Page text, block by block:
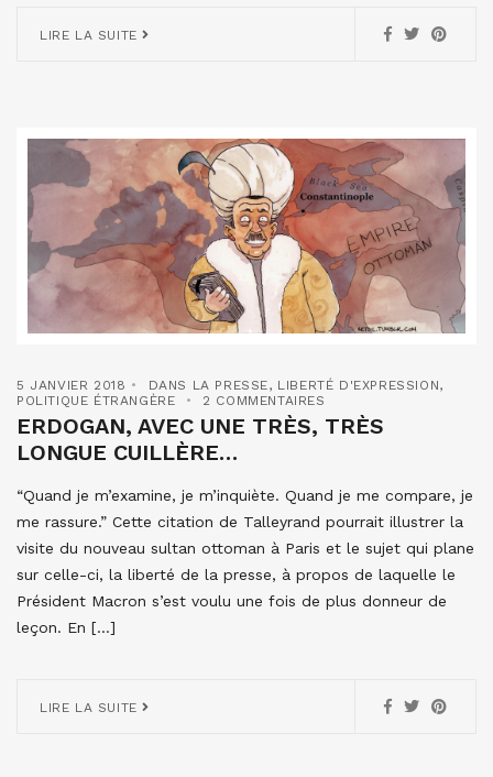
LIRE LA SUITE
5 JANVIER 2018 DANS LA PRESSE, LIBERTÉ D'EXPRESSION,
POLITIQUE ÉTRANGÈRE
2 COMMENTAIRES
ERDOGAN, AVEC UNE TRÈS, TRÈS
LONGUE CUILLÈRE…
“Quand je m’examine, je m’inquiète. Quand je me compare, je
me rassure.” Cette citation de Talleyrand pourrait illustrer la
visite du nouveau sultan ottoman à Paris et le sujet qui plane
sur celle-ci, la liberté de la presse, à propos de laquelle le
Président Macron s’est voulu une fois de plus donneur de
leçon. En […]
LIRE LA SUITE